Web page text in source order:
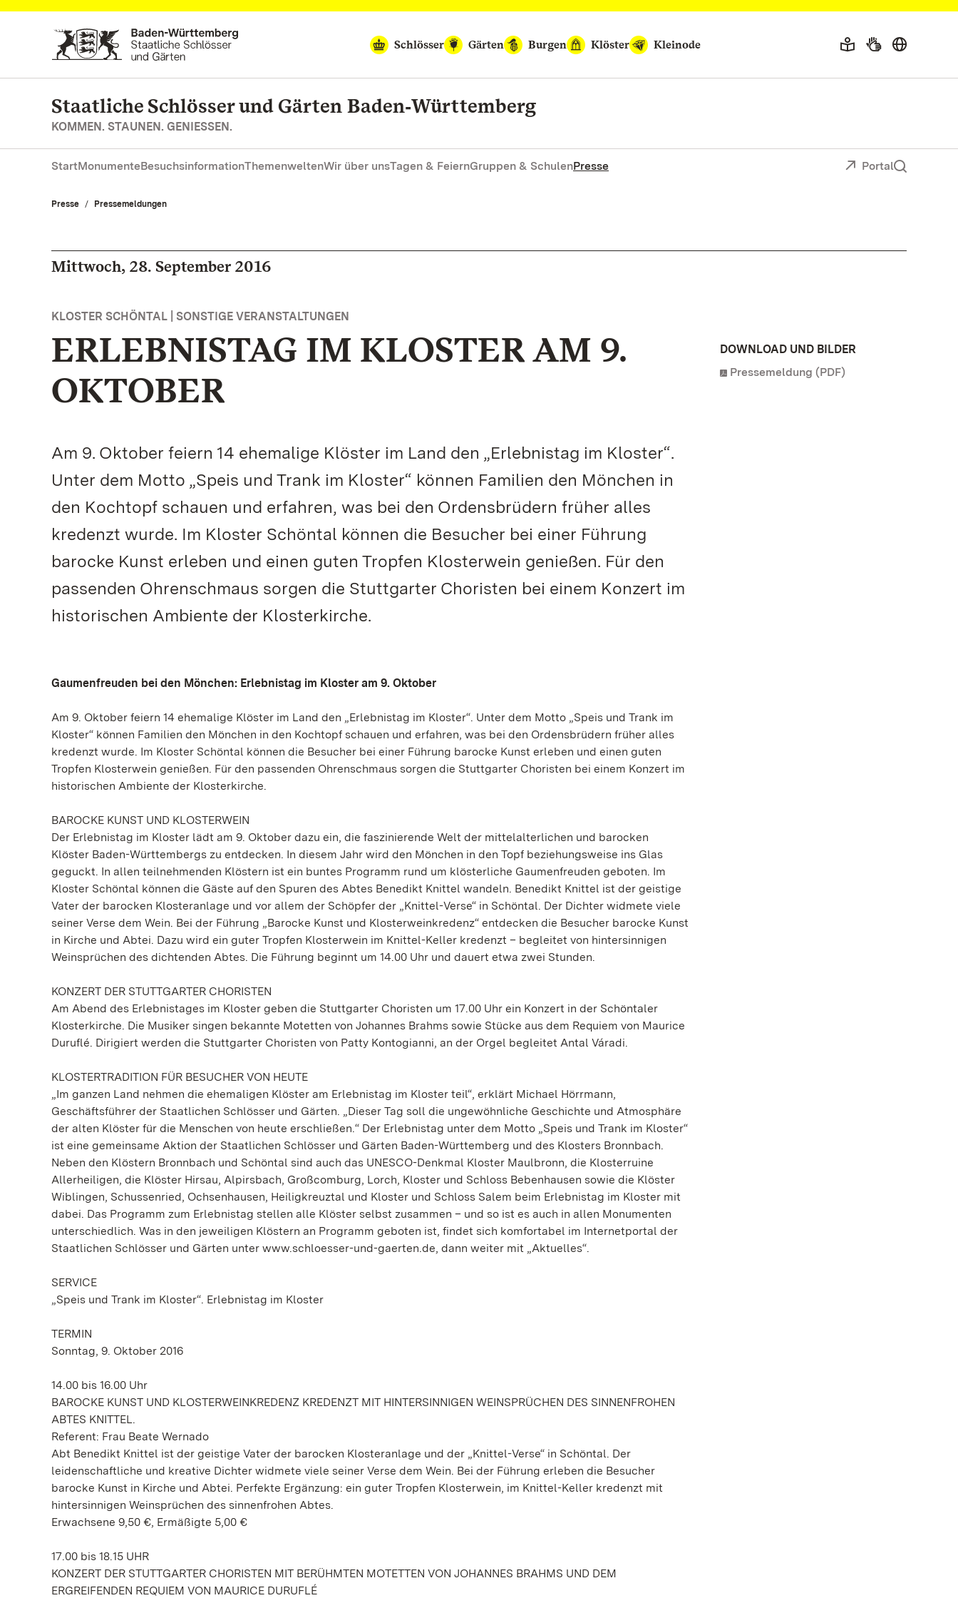
Zum Hauptinhalt springen
Schlösser
Gärten Burgen Klöster Kleinode
Staatliche Schlösser und Gärten Baden‑Württemberg
KOMMEN. STAUNEN. GENIESSEN.
StartMonumenteBesuchsinformationThemenweltenWir über unsTagen & FeiernGruppen & SchulenPresse Portal
Presse Pressemeldungen
Mittwoch, 28. September 2016
KLOSTER SCHÖNTAL | SONSTIGE VERANSTALTUNGEN
ERLEBNISTAG IM KLOSTER AM 9.
OKTOBER
Am 9. Oktober feiern 14 ehemalige Klöster im Land den „Erlebnistag im Kloster“.
Unter dem Motto „Speis und Trank im Kloster“ können Familien den Mönchen in
den Kochtopf schauen und erfahren, was bei den Ordensbrüdern früher alles
kredenzt wurde. Im Kloster Schöntal können die Besucher bei einer Führung
barocke Kunst erleben und einen guten Tropfen Klosterwein genießen. Für den
passenden Ohrenschmaus sorgen die Stuttgarter Choristen bei einem Konzert im
historischen Ambiente der Klosterkirche.
Gaumenfreuden bei den Mönchen: Erlebnistag im Kloster am 9. Oktober
Am 9. Oktober feiern 14 ehemalige Klöster im Land den „Erlebnistag im Kloster“. Unter dem Motto „Speis und Trank im
Kloster“ können Familien den Mönchen in den Kochtopf schauen und erfahren, was bei den Ordensbrüdern früher alles
kredenzt wurde. Im Kloster Schöntal können die Besucher bei einer Führung barocke Kunst erleben und einen guten
Tropfen Klosterwein genießen. Für den passenden Ohrenschmaus sorgen die Stuttgarter Choristen bei einem Konzert im
historischen Ambiente der Klosterkirche.
BAROCKE KUNST UND KLOSTERWEIN
Der Erlebnistag im Kloster lädt am 9. Oktober dazu ein, die faszinierende Welt der mittelalterlichen und barocken
Klöster Baden-Württembergs zu entdecken. In diesem Jahr wird den Mönchen in den Topf beziehungsweise ins Glas
geguckt. In allen teilnehmenden Klöstern ist ein buntes Programm rund um klösterliche Gaumenfreuden geboten. Im
Kloster Schöntal können die Gäste auf den Spuren des Abtes Benedikt Knittel wandeln. Benedikt Knittel ist der geistige
Vater der barocken Klosteranlage und vor allem der Schöpfer der „Knittel-Verse“ in Schöntal. Der Dichter widmete viele
seiner Verse dem Wein. Bei der Führung „Barocke Kunst und Klosterweinkredenz“ entdecken die Besucher barocke Kunst
in Kirche und Abtei. Dazu wird ein guter Tropfen Klosterwein im Knittel-Keller kredenzt – begleitet von hintersinnigen
Weinsprüchen des dichtenden Abtes. Die Führung beginnt um 14.00 Uhr und dauert etwa zwei Stunden.
KONZERT DER STUTTGARTER CHORISTEN
Am Abend des Erlebnistages im Kloster geben die Stuttgarter Choristen um 17.00 Uhr ein Konzert in der Schöntaler
Klosterkirche. Die Musiker singen bekannte Motetten von Johannes Brahms sowie Stücke aus dem Requiem von Maurice
Duruflé. Dirigiert werden die Stuttgarter Choristen von Patty Kontogianni, an der Orgel begleitet Antal Váradi.
KLOSTERTRADITION FÜR BESUCHER VON HEUTE
„Im ganzen Land nehmen die ehemaligen Klöster am Erlebnistag im Kloster teil“, erklärt Michael Hörrmann,
Geschäftsführer der Staatlichen Schlösser und Gärten. „Dieser Tag soll die ungewöhnliche Geschichte und Atmosphäre
der alten Klöster für die Menschen von heute erschließen.“ Der Erlebnistag unter dem Motto „Speis und Trank im Kloster“
ist eine gemeinsame Aktion der Staatlichen Schlösser und Gärten Baden-Württemberg und des Klosters Bronnbach.
Neben den Klöstern Bronnbach und Schöntal sind auch das UNESCO-Denkmal Kloster Maulbronn, die Klosterruine
Allerheiligen, die Klöster Hirsau, Alpirsbach, Großcomburg, Lorch, Kloster und Schloss Bebenhausen sowie die Klöster
Wiblingen, Schussenried, Ochsenhausen, Heiligkreuztal und Kloster und Schloss Salem beim Erlebnistag im Kloster mit
dabei. Das Programm zum Erlebnistag stellen alle Klöster selbst zusammen – und so ist es auch in allen Monumenten
unterschiedlich. Was in den jeweiligen Klöstern an Programm geboten ist, findet sich komfortabel im Internetportal der
Staatlichen Schlösser und Gärten unter www.schloesser-und-gaerten.de, dann weiter mit „Aktuelles“.
SERVICE
„Speis und Trank im Kloster“. Erlebnistag im Kloster
TERMIN
Sonntag, 9. Oktober 2016
14.00 bis 16.00 Uhr
BAROCKE KUNST UND KLOSTERWEINKREDENZ KREDENZT MIT HINTERSINNIGEN WEINSPRÜCHEN DES SINNENFROHEN
ABTES KNITTEL.
Referent: Frau Beate Wernado
Abt Benedikt Knittel ist der geistige Vater der barocken Klosteranlage und der „Knittel-Verse“ in Schöntal. Der
leidenschaftliche und kreative Dichter widmete viele seiner Verse dem Wein. Bei der Führung erleben die Besucher
barocke Kunst in Kirche und Abtei. Perfekte Ergänzung: ein guter Tropfen Klosterwein, im Knittel-Keller kredenzt mit
hintersinnigen Weinsprüchen des sinnenfrohen Abtes.
Erwachsene 9,50 €, Ermäßigte 5,00 €
17.00 bis 18.15 UHR
KONZERT DER STUTTGARTER CHORISTEN MIT BERÜHMTEN MOTETTEN VON JOHANNES BRAHMS UND DEM
ERGREIFENDEN REQUIEM VON MAURICE DURUFLÉ
DOWNLOAD UND BILDER
Pressemeldung (PDF)